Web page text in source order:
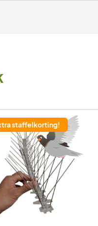
staffelkorting!